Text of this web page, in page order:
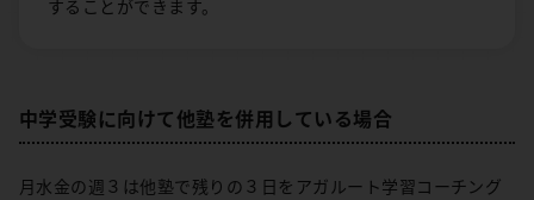
することができます。
中学受験に向けて他塾を併用している場合
月水金の週３は他塾で残りの３日をアガルート学習コーチング